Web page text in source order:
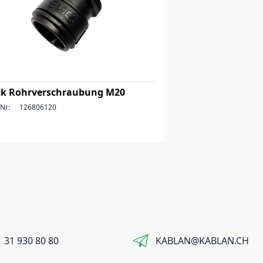
Rohrverschraubung M20
126806120
31 930 80 80 KABLAN@KABLAN.CH